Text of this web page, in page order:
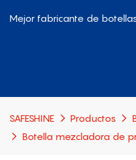
Mejor fabricante de
SAFESHINE Productos
Botella mezcladora de